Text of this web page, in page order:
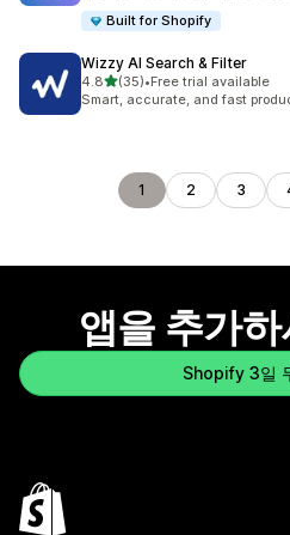
Built for Shopify
Wizzy AI Search & Filter
4.8별 5개 중
(35)
총 리뷰 35개
•Free trial available
Smart, accurate, and fast
1 2 3
앱을 추가
Shopify 3일